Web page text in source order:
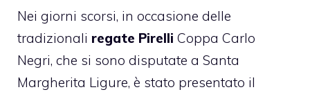
Nei giorni scorsi, in occasione delle
tradizionali regate Pirelli Coppa Carlo
Negri, che si sono disputate a Santa
Margherita Ligure, è stato presentato il